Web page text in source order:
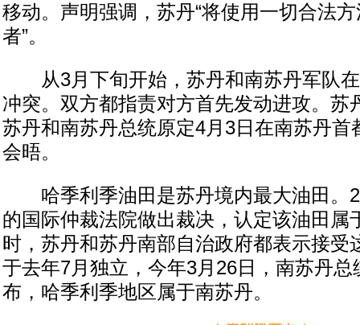
移动。声明强调，苏丹“将使用一切合法
者”。
从3月下旬开始，苏丹和南苏丹军队在
冲突。双方都指责对方首先发动进攻。苏
苏丹和南苏丹总统原定4月3日在南苏丹首
会晤。
哈季利季油田是苏丹境内最大油田。
的国际仲裁法院做出裁决，认定该油田属
时，苏丹和苏丹南部自治政府都表示接受
于去年7月独立，今年3月26日，南苏丹总
布，哈季利季地区属于南苏丹。